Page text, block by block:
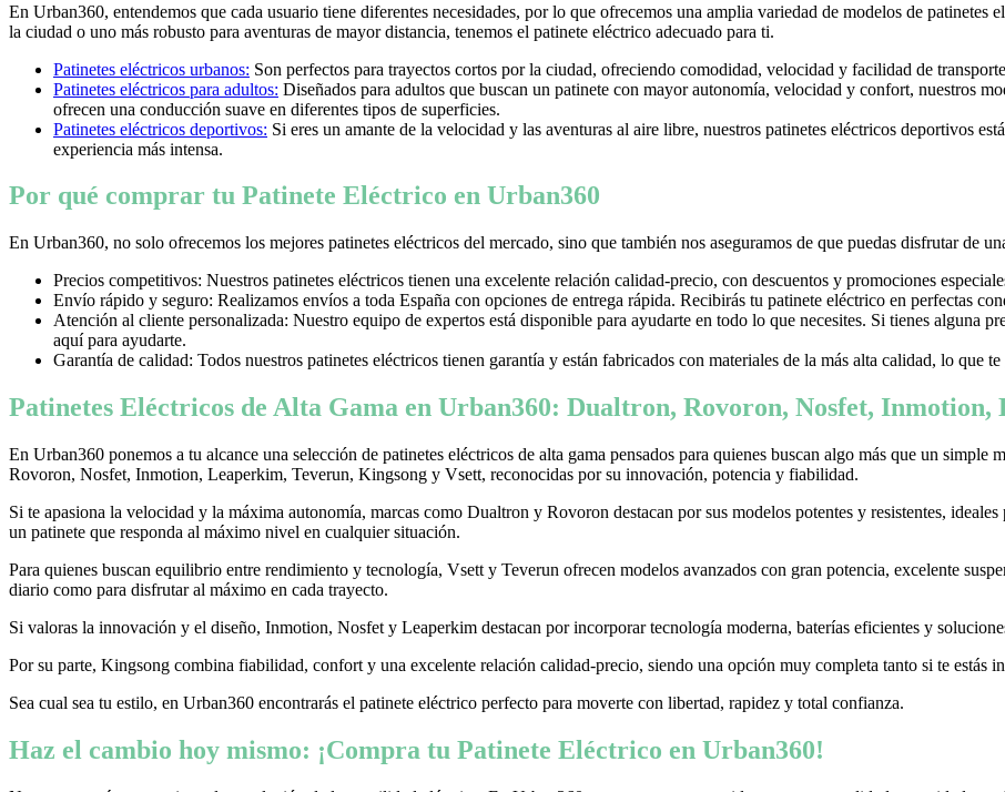
En Urban360, entendemos que cada usuario tiene diferentes necesidades, por lo que ofrecemos una amplia variedad de modelos de patinetes
la ciudad o uno más robusto para aventuras de mayor distancia, tenemos el patinete eléctrico adecuado para ti.
Patinetes eléctricos urbanos: Son perfectos para trayectos cortos por la ciudad, ofreciendo comodidad, velocidad y facilidad de
Patinetes eléctricos para adultos: Diseñados para adultos que buscan un patinete con mayor autonomía, velocidad y confort, nuestros
ofrecen una conducción suave en diferentes tipos de superficies.
Patinetes eléctricos deportivos: Si eres un amante de la velocidad y las aventuras al aire libre, nuestros patinetes eléctricos deportivos
experiencia más intensa.
Por qué comprar tu Patinete Eléctrico en Urban360
En Urban360, no solo ofrecemos los mejores patinetes eléctricos del mercado, sino que también nos aseguramos de que puedas disfrutar de
Precios competitivos: Nuestros patinetes eléctricos tienen una excelente relación calidad-precio, con descuentos y promociones
Envío rápido y seguro: Realizamos envíos a toda España con opciones de entrega rápida. Recibirás tu patinete eléctrico en perfectas
Atención al cliente personalizada: Nuestro equipo de expertos está disponible para ayudarte en todo lo que necesites. Si tienes alguna
aquí para ayudarte.
Garantía de calidad: Todos nuestros patinetes eléctricos tienen garantía y están fabricados con materiales de la más alta calidad, lo que
Patinetes Eléctricos de Alta Gama en Urban360: Dualtron, Rovoron, Nosfet,
En Urban360 ponemos a tu alcance una selección de patinetes eléctricos de alta gama pensados para quienes buscan algo más que un
Rovoron, Nosfet, Inmotion, Leaperkim, Teverun, Kingsong y Vsett, reconocidas por su innovación, potencia y fiabilidad.
Si te apasiona la velocidad y la máxima autonomía, marcas como Dualtron y Rovoron destacan por sus modelos potentes y resistentes,
un patinete que responda al máximo nivel en cualquier situación.
Para quienes buscan equilibrio entre rendimiento y tecnología, Vsett y Teverun ofrecen modelos avanzados con gran potencia, excelente
diario como para disfrutar al máximo en cada trayecto.
Si valoras la innovación y el diseño, Inmotion, Nosfet y Leaperkim destacan por incorporar tecnología moderna, baterías eficientes y
Por su parte, Kingsong combina fiabilidad, confort y una excelente relación calidad-precio, siendo una opción muy completa tanto si te estás
Sea cual sea tu estilo, en Urban360 encontrarás el patinete eléctrico perfecto para moverte con libertad, rapidez y total confianza.
Haz el cambio hoy mismo: ¡Compra tu Patinete Eléctrico en Urban360!